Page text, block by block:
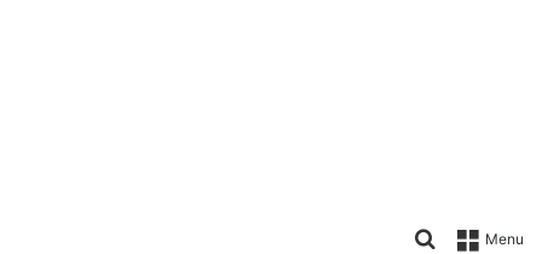
Menu
Search